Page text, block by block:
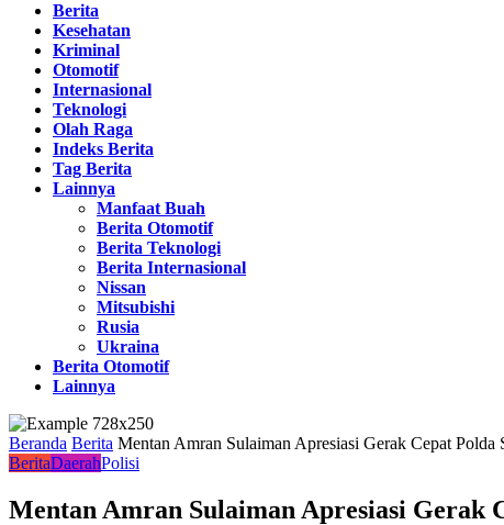
Berita
Kesehatan
Kriminal
Otomotif
Internasional
Teknologi
Olah Raga
Indeks Berita
Tag Berita
Lainnya
Manfaat Buah
Berita Otomotif
Berita Teknologi
Berita Internasional
Nissan
Mitsubishi
Rusia
Ukraina
Berita Otomotif
Lainnya
Beranda Berita Mentan Amran Sulaiman Apresiasi Gerak Cepat
BeritaDaerahPolisi
Mentan Amran Sulaiman Apresiasi